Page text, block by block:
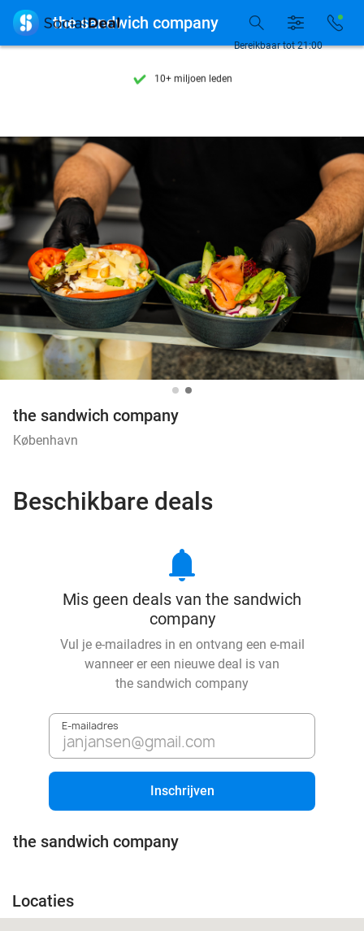
7 dagen per week beschikbaar
10+ miljoen leden
7 dagen per week beschikbaar
Bereikbaar tot 21:00
 the sandwich company
the sandwich company
København
Beschikbare deals
notifications
Mis geen deals van the sandwich
company
Vul je e-mailadres in en ontvang een e-mail
wanneer er een nieuwe deal is van
the sandwich company
E-mailadres
Inschrijven
the sandwich company
Locaties